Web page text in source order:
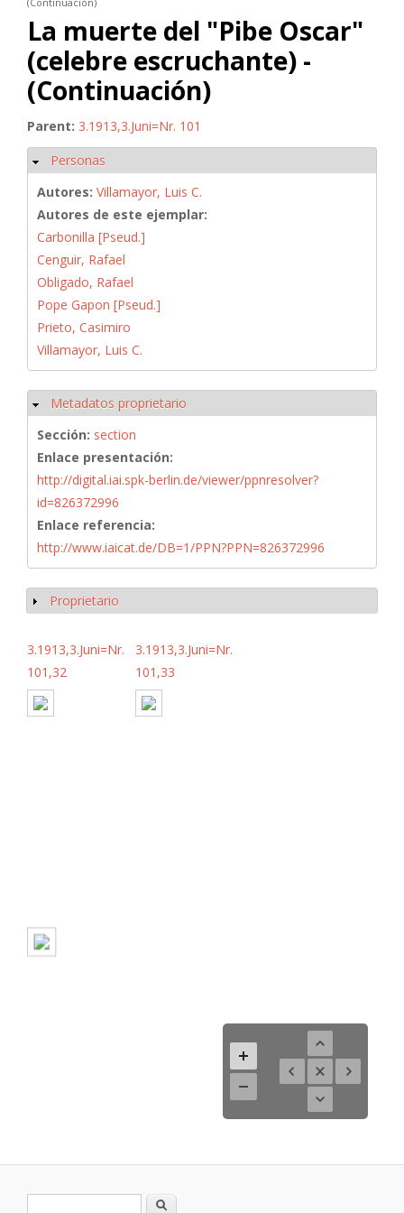
La muerte del "Pibe Oscar"
(celebre escruchante) -
(Continuación)
Parent: 3.1913,3.Juni=Nr. 101
Ocultar
Personas
Autores: Villamayor, Luis C.
Autores de este ejemplar:
Carbonilla [Pseud.]
Cenguir, Rafael
Obligado, Rafael
Pope Gapon [Pseud.]
Prieto, Casimiro
Villamayor, Luis C.
Ocultar
Metadatos proprietario
Sección: section
Enlace presentación:
http://digital.iai.spk-berlin.de/viewer/ppnresolver?
id=826372996
Enlace referencia:
http://www.iaicat.de/DB=1/PPN?PPN=826372996
Mostrar
Proprietario
3.1913,3.Juni=Nr.
101,32
3.1913,3.Juni=Nr.
101,33
Formulario de búsqueda
Buscar